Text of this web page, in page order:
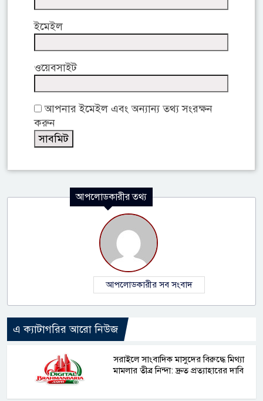
ইমেইল
ওয়েবসাইট
আপনার ইমেইল এবং অন্যান্য তথ্য সংরক্ষন
করুন
আপলোডকারীর তথ্য
আপলোডকারীর সব সংবাদ
এ ক্যাটাগরির আরো নিউজ
সরাইলে সাংবাদিক মাসুদের বিরুদ্ধে মিথ্যা
মামলার তীব্র নিন্দা: দ্রুত প্রত্যাহারের দাবি